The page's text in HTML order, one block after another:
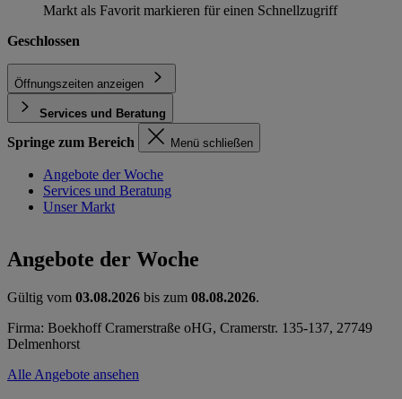
Markt als Favorit markieren für einen Schnellzugriff
Geschlossen
Öffnungszeiten anzeigen
Services und Beratung
Springe zum Bereich Menü schließen
Angebote der Woche
Services und Beratung
Unser Markt
Angebote der Woche
Gültig vom 03.08.2026 bis zum 08.08.2026.
Firma: Boekhoff Cramerstraße oHG, Cramerstr. 135-137, 27749
Delmenhorst
Alle Angebote ansehen